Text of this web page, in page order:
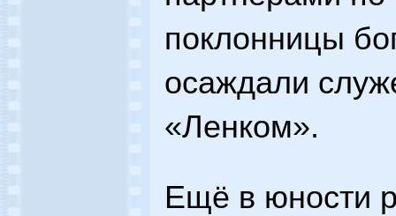
поклонницы
осаждали
«Ленком».
Ещё в юности